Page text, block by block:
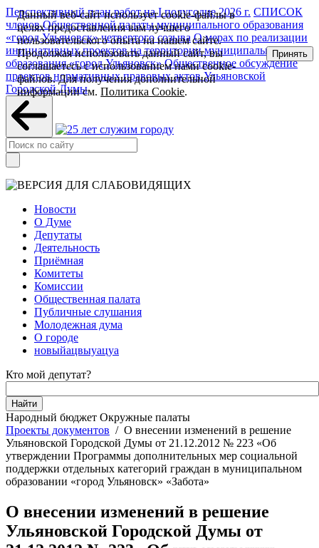
Перспективный план работ на I полугодие 2026 г. СПИСОК
членов Общественной палаты муниципального образования
«город Ульяновск» четвертого созыва О мерах по реализации
инициативных проектов на территории муниципального
образования «город Ульяновск» Общественное обсуждение
проектов нормативных правовых актов Ульяновской
Городской Думы
Новости
О Думе
Депутаты
Деятельность
Приёмная
Комитеты
Комиссии
Общественная палата
Публичные слушания
Молодежная дума
О городе
новыйацвыуацуа
Кто мой депутат?
Народный бюджет Окружные палаты
Проекты документов / О внесении изменений в решение
Ульяновской Городской Думы от 21.12.2012 № 223 «Об
утверждении Программы дополнительных мер социальной
поддержки отдельных категорий граждан в муниципальном
образовании «город Ульяновск» «Забота»
О внесении изменений в решение
Ульяновской Городской Думы от
Данный веб-сайт использует cookie-файлы в
целях предоставления вам лучшего
пользовательского опыта на нашем сайте.
Продолжая использовать данный сайт, вы
соглашаетесь с использованием нами cookie-
файлов. Для получения дополнительной
информации см.Политика Cookie.
Принять